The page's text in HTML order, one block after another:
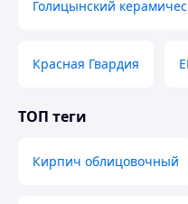
Голицынский
Красная Гвардия
ТОП теги
Кирпич облицовочный